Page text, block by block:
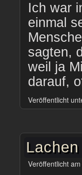
Ich war
einmal
sagten,
weil ja
darauf,
Veröffentlicht
Veröffentlicht am